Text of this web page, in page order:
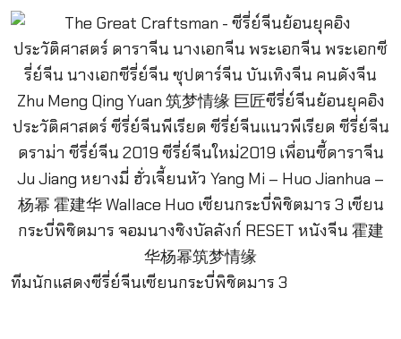
ทีมนักแสดงซีรี่ย์จีนเซียนกระบี่พิชิตมาร 3